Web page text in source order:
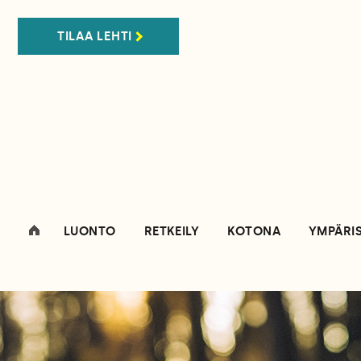
TILAA LEHTI
LUONTO RETKEILY KOTONA